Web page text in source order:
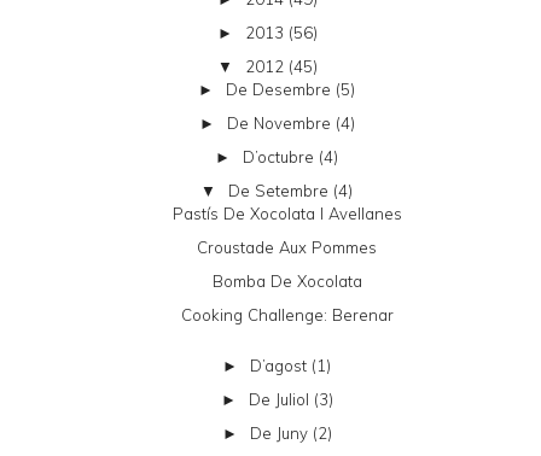
► 2013 (56)
▼ 2012 (45)
► De Desembre (5)
► De Novembre (4)
► D’octubre (4)
▼ De Setembre (4)
Pastís De Xocolata I Avellanes
Croustade Aux Pommes
Bomba De Xocolata
Cooking Challenge: Berenar
► D’agost (1)
► De Juliol (3)
► De Juny (2)